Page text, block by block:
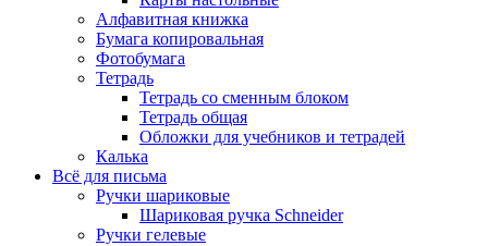
Алфавитная книжка
Бумага копировальная
Фотобумага
Тетрадь
Тетрадь со сменным блоком
Тетрадь общая
Обложки для учебников и тетрадей
Калька
Всё для письма
Ручки шариковые
Шариковая ручка Schneider
Ручки гелевые